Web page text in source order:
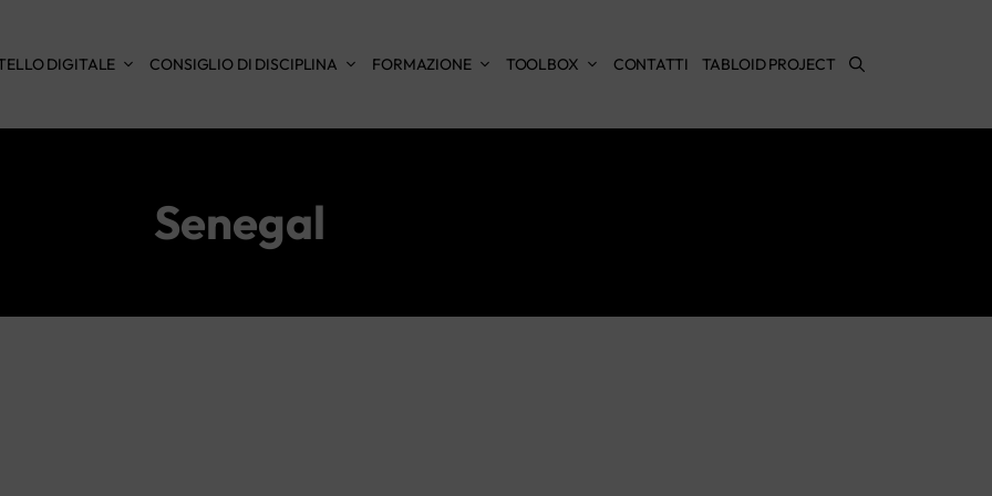
DIGITALE CONSIGLIO DI DISCIPLINA FORMAZIONE TOOLBOX CONTATTI TABLOID PROJECT
Senegal